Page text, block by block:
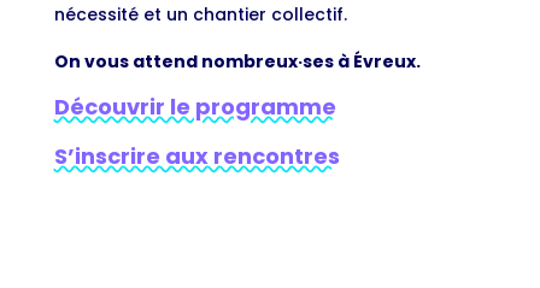
nécessité et un chantier collectif.
On vous attend nombreux·ses à Évreux.
Découvrir le programme
S’inscrire aux rencontres